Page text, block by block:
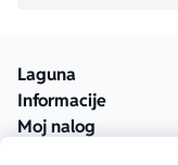
Laguna
Informacije
Moj nalog